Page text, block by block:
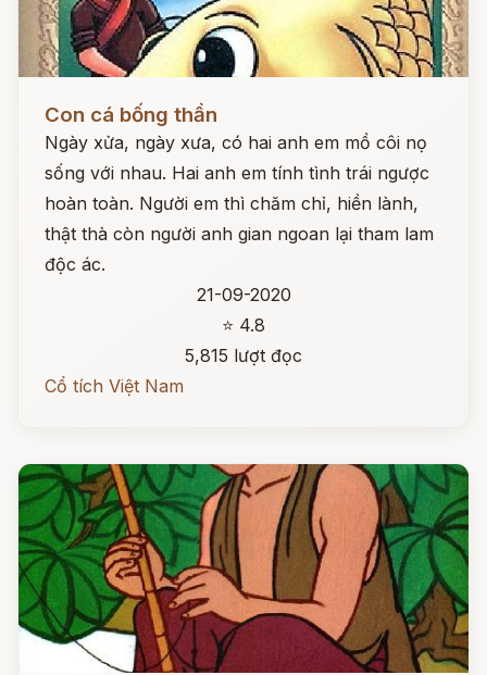
Con cá bống thần
Ngày xửa, ngày xưa, có hai anh em mồ côi nọ
sống với nhau. Hai anh em tính tình trái ngược
hoàn toàn. Người em thì chăm chỉ, hiền lành,
thật thà còn người anh gian ngoan lại tham lam
độc ác.
21-09-2020
⭐ 4.8
5,815 lượt đọc
Cổ tích Việt Nam